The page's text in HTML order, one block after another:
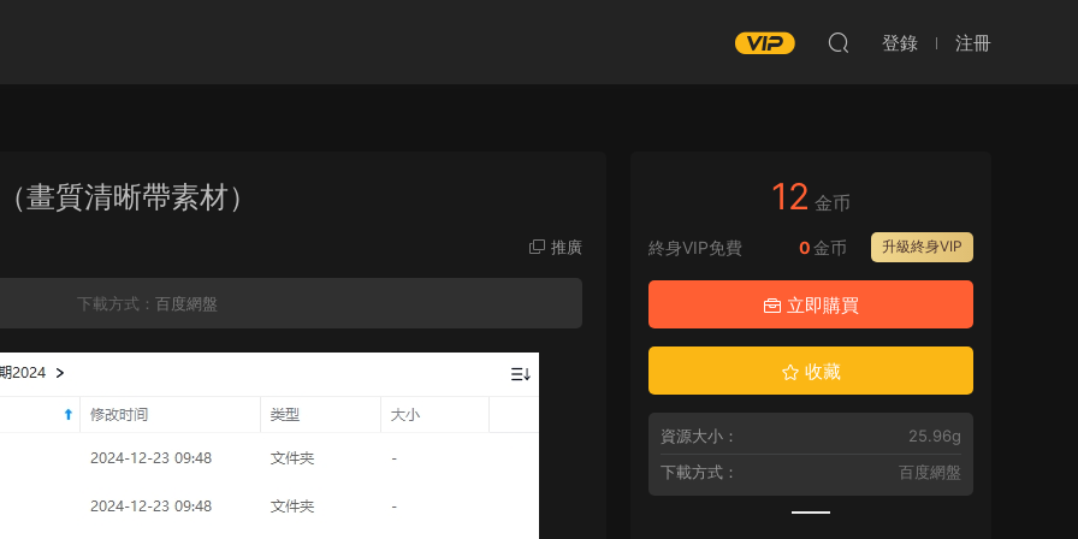
登錄 注冊
質清晰帶素材）
推廣
下載方式： 百度網盤
12 金币
終身VIP免費 升級終身VIP
0金币
立即購買
收藏
資源大小：
25.96g
下載方式：
百度網盤